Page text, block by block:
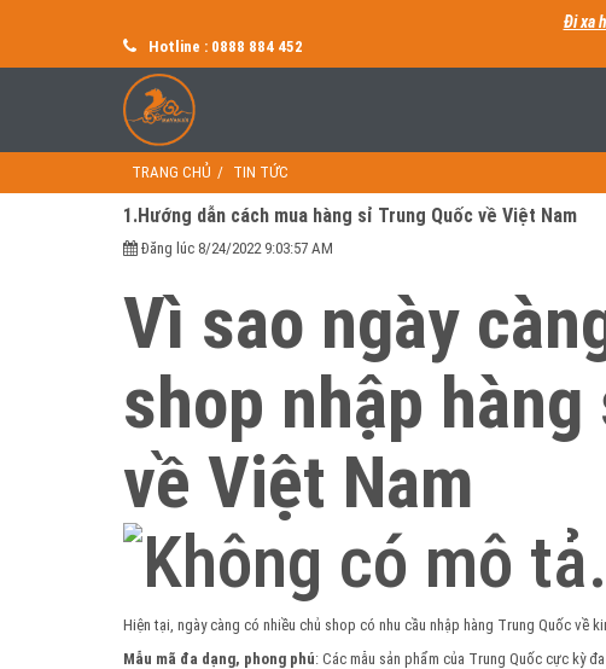
Đi xa
Hotline : 0888 884 452
TRANG CHỦ TIN TỨC
1.Hướng dẫn cách mua hàng sỉ Trung Quốc về Việt Nam
Đăng lúc 8/24/2022 9:03:57 AM
Vì sao ngày
shop nhập
về Việt Nam
Hiện tại, ngày càng có nhiều chủ shop có nhu cầu nhập hàng Trung Quốc về
Mẫu mã đa dạng, phong phú: Các mẫu sản phẩm của Trung Quốc cực kỳ